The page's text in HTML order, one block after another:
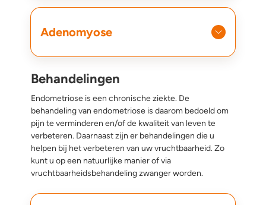
Adenomyose
Behandelingen
Endometriose is een chronische ziekte. De
behandeling van endometriose is daarom bedoeld om
pijn te verminderen en/of de kwaliteit van leven te
verbeteren. Daarnaast zijn er behandelingen die u
helpen bij het verbeteren van uw vruchtbaarheid. Zo
kunt u op een natuurlijke manier of via
vruchtbaarheidsbehandeling zwanger worden.